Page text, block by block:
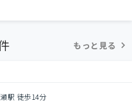
もっと見る
駅 徒歩14分